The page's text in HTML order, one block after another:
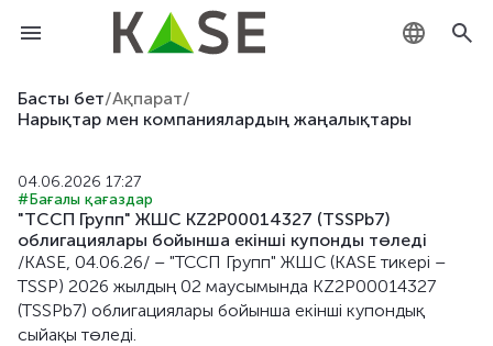
Басты бет/Ақпарат/
Нарықтар мен компаниялардың жаңалықтары
04.06.2026 17:27
#Бағалы қағаздар
"ТССП Групп" ЖШС KZ2P00014327 (TSSPb7)
облигациялары бойынша екiншi купонды төледі
/KASE, 04.06.26/ – "ТССП Групп" ЖШС (KASE тикері –
TSSP) 2026 жылдың 02 маусымында KZ2P00014327
(TSSPb7) облигациялары бойынша екiншi купондық
сыйақы төледі.